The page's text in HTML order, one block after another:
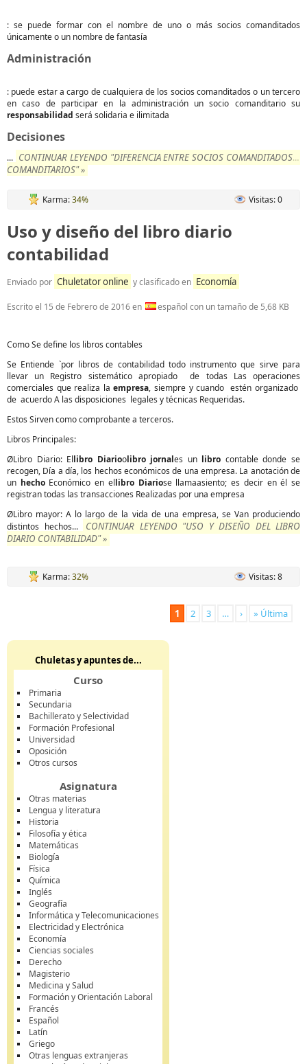
: se puede formar con el nombre de uno o más socios comanditados
únicamente o un nombre de fantasía
Administración
: puede estar a cargo de cualquiera de los socios comanditados o un tercero
en caso de participar en la administración un socio comanditario su
responsabilidad será solidaria e ilimitada
Decisiones
... CONTINUAR LEYENDO "DIFERENCIA ENTRE SOCIOS COMANDITADOS Y
COMANDITARIOS" »
Karma:34% Visitas: 0
Uso y diseño del libro diario
contabilidad
Enviado por Chuletator online y clasificado en Economía
Escrito el 15 de Febrero de 2016en español con un tamaño de 5,68 KB
Como Se define los libros contables
Se Entiende `por libros de contabilidad todo instrumento que sirve para
llevar un Registro sistemático apropiado de todas Las operaciones
comerciales que realiza laempresa, siempre y cuando estén organizado
de acuerdo A las disposiciones legales y técnicas Requeridas.
Estos Sirven como comprobante a terceros.
Libros Principales:
ØLibro Diario: Ellibro Diarioolibro jornales un libro contable donde se
recogen, Día a día, los hechos económicos de una empresa. La anotación de
un hechoEconómico en ellibro Diariose llamaasiento; es decir en él se
registran todas las transacciones Realizadas por una empresa
ØLibro mayor: A lo largo de la vida de una empresa, se Van produciendo
distintos hechos...
CONTINUAR LEYENDO "USO Y DISEÑO DEL LIBRO
DIARIO CONTABILIDAD" »
Karma:32% Visitas: 8
1 2 3 … › » Última
Chuletas y apuntes de...
Curso
Primaria
Secundaria
Bachillerato y Selectividad
Formación Profesional
Universidad
Oposición
Otros cursos
Asignatura
Otras materias
Lengua y literatura
Historia
Filosofía y ética
Matemáticas
Biología
Física
Química
Inglés
Geografía
Informática y Telecomunicaciones
Electricidad y Electrónica
Economía
Ciencias sociales
Derecho
Magisterio
Medicina y Salud
Formación y Orientación Laboral
Francés
Español
Latín
Griego
Otras lenguas extranjeras